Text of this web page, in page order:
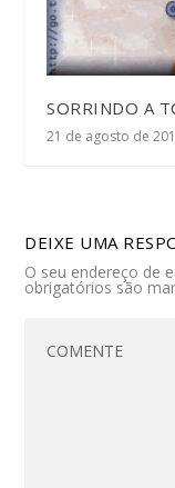
SORRINDO A
21 de agosto de
DEIXE UMA
O seu endereço de
obrigatórios são